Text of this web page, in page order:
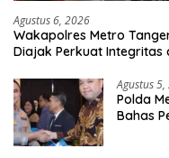
Agustus 6, 2026
Wakapolres Metro
Diajak Perkuat Integritas
Agustus
Polda
Bahas